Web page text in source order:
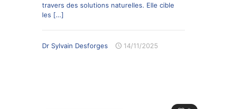
travers des solutions naturelles. Elle cible
les […]
Dr Sylvain Desforges 14/11/2025